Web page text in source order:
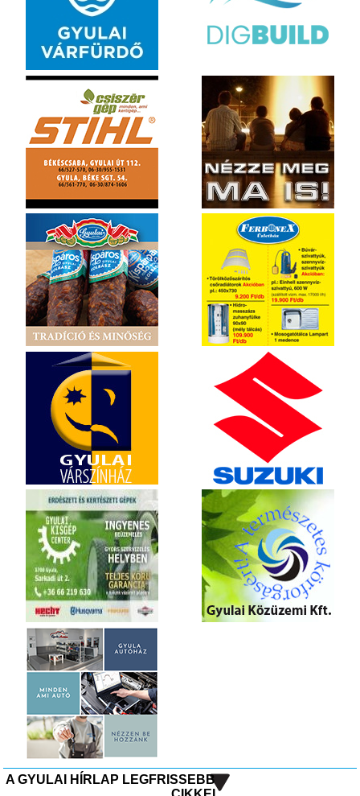
A GYULAI HÍRLAP LEGFRISSEBB